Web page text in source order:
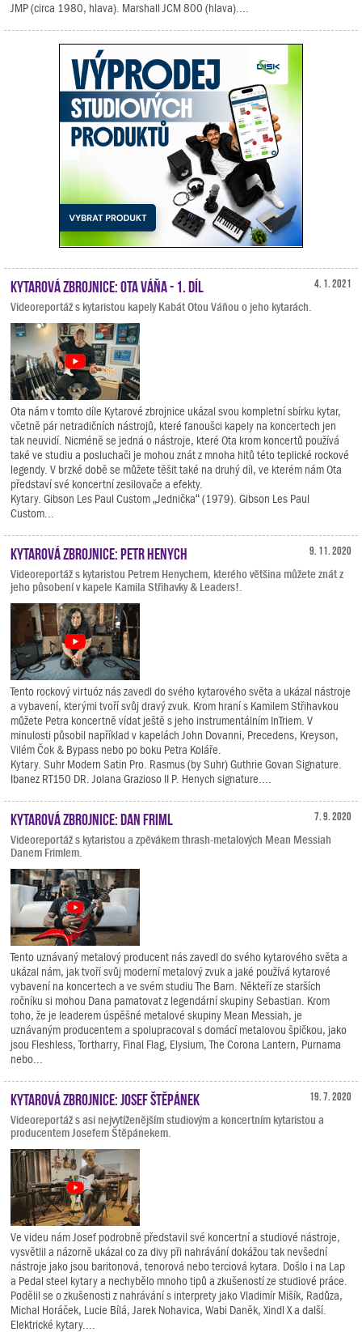
JMP (circa 1980, hlava). Marshall JCM 800 (hlava)....
4. 1. 2021
Kytarová zbrojnice: Ota Váňa - 1. díl
Videoreportáž s kytaristou kapely Kabát Otou Váňou o jeho kytarách.
Ota nám v tomto díle Kytarové zbrojnice ukázal svou kompletní sbírku kytar,
včetně pár netradičních nástrojů, které fanoušci kapely na koncertech jen
tak neuvidí. Nicméně se jedná o nástroje, které Ota krom koncertů používá
také ve studiu a posluchači je mohou znát z mnoha hitů této teplické rockové
legendy. V brzké době se můžete těšit také na druhý díl, ve kterém nám Ota
představí své koncertní zesilovače a efekty.
Kytary. Gibson Les Paul Custom „Jednička“ (1979). Gibson Les Paul
Custom...
9. 11. 2020
Kytarová zbrojnice: Petr Henych
Videoreportáž s kytaristou Petrem Henychem, kterého většina můžete znát z
jeho působení v kapele Kamila Střihavky & Leaders!.
Tento rockový virtuóz nás zavedl do svého kytarového světa a ukázal nástroje
a vybavení, kterými tvoří svůj dravý zvuk. Krom hraní s Kamilem Střihavkou
můžete Petra koncertně vídat ještě s jeho instrumentálním InTriem. V
minulosti působil například v kapelách John Dovanni, Precedens, Kreyson,
Vilém Čok & Bypass nebo po boku Petra Koláře.
Kytary. Suhr Modern Satin Pro. Rasmus (by Suhr) Guthrie Govan Signature.
Ibanez RT150 DR. Jolana Grazioso II P. Henych signature....
7. 9. 2020
Kytarová zbrojnice: Dan Friml
Videoreportáž s kytaristou a zpěvákem thrash-metalových Mean Messiah
Danem Frimlem.
Tento uznávaný metalový producent nás zavedl do svého kytarového světa a
ukázal nám, jak tvoří svůj moderní metalový zvuk a jaké používá kytarové
vybavení na koncertech a ve svém studiu The Barn. Někteří ze starších
ročníku si mohou Dana pamatovat z legendární skupiny Sebastian. Krom
toho, že je leaderem úspěšné metalové skupiny Mean Messiah, je
uznávaným producentem a spolupracoval s domácí metalovou špičkou, jako
jsou Fleshless, Tortharry, Final Flag, Elysium, The Corona Lantern, Purnama
nebo...
19. 7. 2020
Kytarová zbrojnice: Josef Štěpánek
Videoreportáž s asi nejvytíženějším studiovým a koncertním kytaristou a
producentem Josefem Štěpánekem.
Ve videu nám Josef podrobně představil své koncertní a studiové nástroje,
vysvětlil a názorně ukázal co za divy při nahrávání dokážou tak nevšední
nástroje jako jsou baritonová, tenorová nebo terciová kytara. Došlo i na Lap
a Pedal steel kytary a nechybělo mnoho tipů a zkušeností ze studiové práce.
Podělil se o zkušenosti z nahrávání s interprety jako Vladimír Mišík, Radůza,
Michal Horáček, Lucie Bílá, Jarek Nohavica, Wabi Daněk, Xindl X a další.
Elektrické kytary....